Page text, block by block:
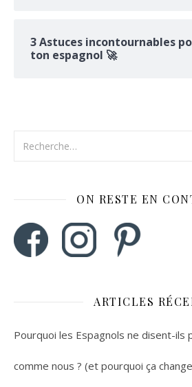
3 Astuces incontournables
ton espagnol 🚀
ON RESTE EN
ARTICLES
Pourquoi les Espagnols ne disent-ils
comme nous ? (et pourquoi ça